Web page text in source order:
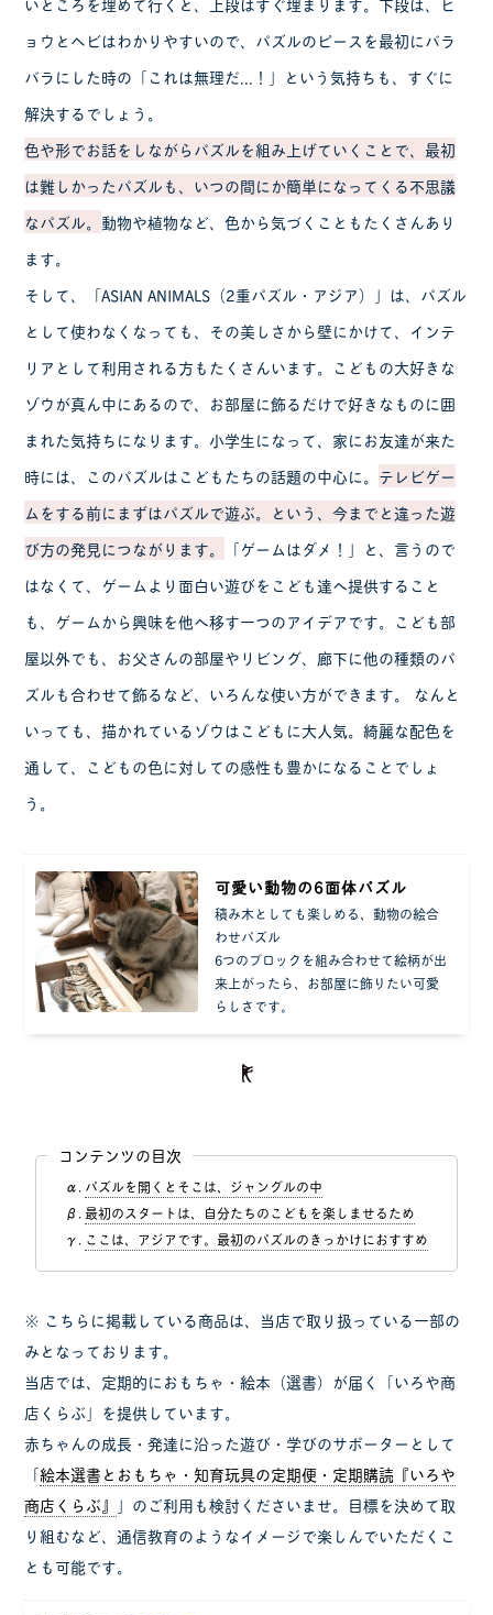
ョウとヘビはわかりやすいので、パズルのピースを最初にバラ
バラにした時の「これは無理だ...！」という気持ちも、すぐに
解決するでしょう。
色や形でお話をしながらパズルを組み上げていくことで、最初
は難しかったパズルも、いつの間にか簡単になってくる不思議
なパズル。動物や植物など、色から気づくこともたくさんあり
ます。
そして、「ASIAN ANIMALS（2重パズル・アジア）」は、パズル
として使わなくなっても、その美しさから壁にかけて、インテ
リアとして利用される方もたくさんいます。こどもの大好きな
ゾウが真ん中にあるので、お部屋に飾るだけで好きなものに囲
まれた気持ちになります。小学生になって、家にお友達が来た
時には、このパズルはこどもたちの話題の中心に。 テレビゲー
ムをする前にまずはパズルで遊ぶ。という、今までと違った遊
び方の発見につながります。
「ゲームはダメ！」と、言うので
はなくて、ゲームより面白い遊びをこども達へ提供すること
も、ゲームから興味を他へ移す一つのアイデアです。こども部
屋以外でも、お父さんの部屋やリビング、廊下に他の種類のパ
ズルも合わせて飾るなど、いろんな使い方ができます。 なんと
いっても、描かれているゾウはこどもに大人気。綺麗な配色を
通して、こどもの色に対しての感性も豊かになることでしょ
う。
可愛い動物の6面体パズル
積み木としても楽しめる、動物の絵合
わせパズル
6つのブロックを組み合わせて絵柄が出
来上がったら、お部屋に飾りたい可愛
らしさです。
コンテンツの目次
パズルを開くとそこは、ジャングルの中
最初のスタートは、自分たちのこどもを楽しませるため
ここは、アジアです。最初のパズルのきっかけにおすすめ
※ こちらに掲載している商品は、当店で取り扱っている一部の
みとなっております。
当店では、定期的におもちゃ・絵本（選書）が届く「いろや商
店くらぶ」を提供しています。
赤ちゃんの成長・発達に沿った遊び・学びのサポーターとして
「絵本選書とおもちゃ・知育玩具の定期便・定期購読『いろや
商店くらぶ』 」のご利用も検討くださいませ。目標を決めて取
り組むなど、通信教育のようなイメージで楽しんでいただくこ
とも可能です。